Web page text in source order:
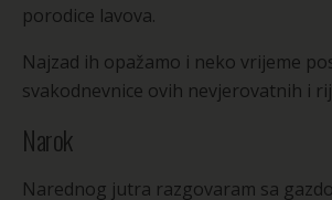
porodice lavova.
Najzad ih opažamo i neko vrijeme
svakodnevnice ovih nevjerovatnih i
Narok
Narednog jutra razgovaram sa